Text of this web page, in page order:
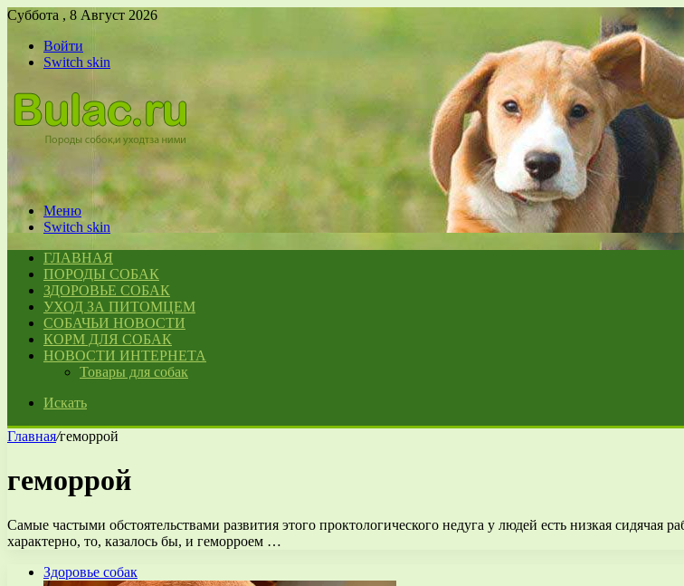
Суббота , 8 Август 2026
Войти
Switch skin
Меню
Switch skin
ГЛАВНАЯ
ПОРОДЫ СОБАК
ЗДОРОВЬЕ СОБАК
УХОД ЗА ПИТОМЦЕМ
СОБАЧЬИ НОВОСТИ
КОРМ ДЛЯ СОБАК
НОВОСТИ ИНТЕРНЕТА
Товары для собак
Искать
Главная/геморрой
геморрой
Самые частыми обстоятельствами развития этого проктологического недуга у людей есть низкая сидячая
характерно, то, казалось бы, и геморроем …
Здоровье собак